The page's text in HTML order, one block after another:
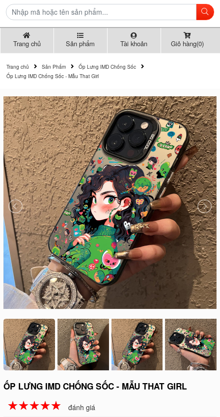
Trang chủ Sản phẩm Tài khoản Giỏ hàng(0)
Trang chủ Sản Phẩm
Ốp Lưng IMD Chống Sốc
Ốp Lưng IMD Chống Sốc - Mẫu That Girl
ỐP LƯNG IMD CHỐNG SỐC - MẪU THAT GIRL
☆☆☆☆☆
★★★★★ đánh giá